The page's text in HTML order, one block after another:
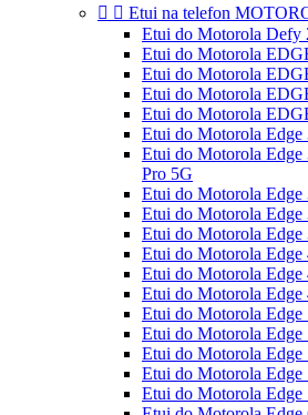
  Etui na telefon
Etui do Motorola Defy
Etui do Motorola
Etui do Motorola
Etui do Motorola
Etui do Motorola
Etui do Motorola Edge
Etui do Motorola
Pro 5G
Etui do Motorola Edge
Etui do Motorola Edge
Etui do Motorola Edge
Etui do Motorola Edge
Etui do Motorola Edge
Etui do Motorola Edge
Etui do Motorola
Etui do Motorola
Etui do Motorola
Etui do Motorola
Etui do Motorola